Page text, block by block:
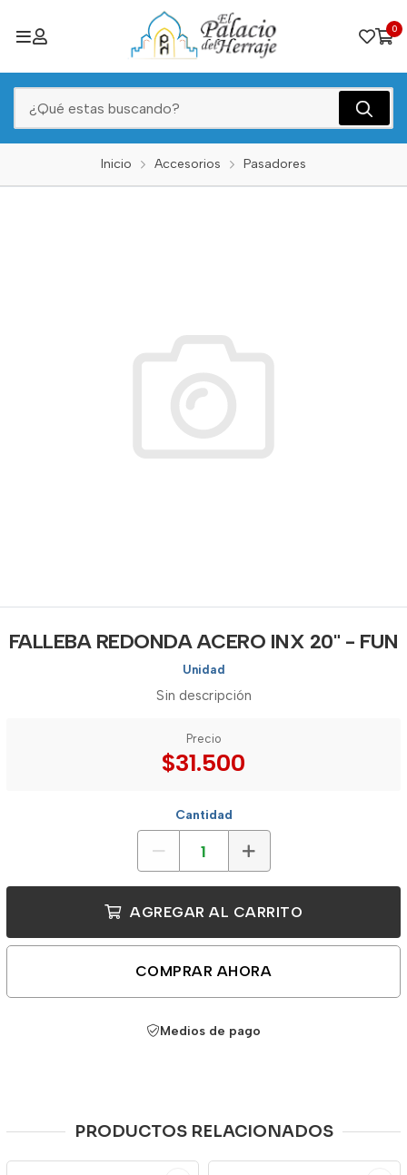
0
Inicio Accesorios Pasadores
FALLEBA REDONDA ACERO INX 20" - FUN
Unidad
Sin descripción
Precio
$31.500
Cantidad
AGREGAR AL CARRITO
COMPRAR AHORA
Medios de pago
PRODUCTOS RELACIONADOS